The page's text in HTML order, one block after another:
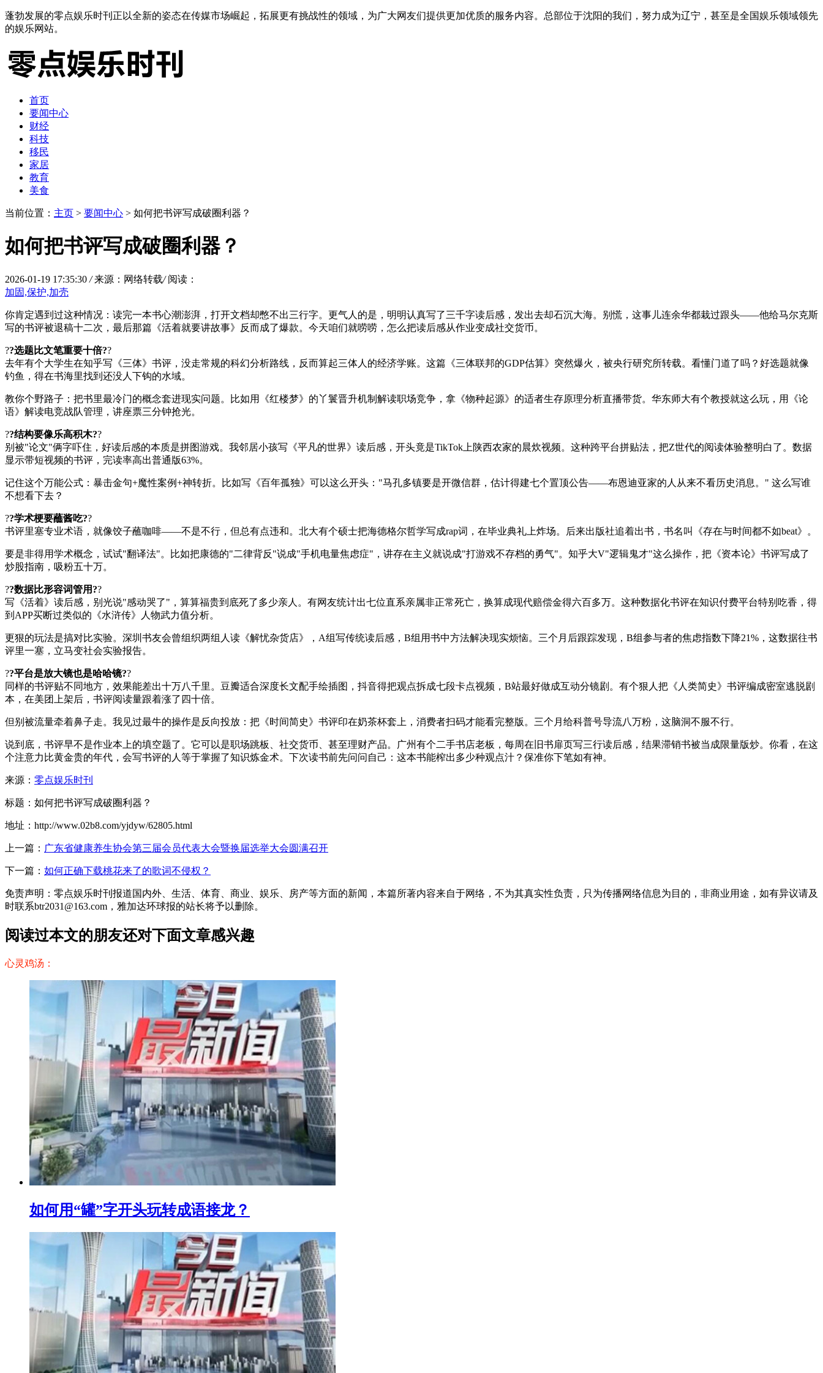
蓬勃发展的零点娱乐时刊正以全新的姿态在传媒市场崛起，拓展更有挑战性的领域，为广大网友们提供更加优质的服务内容。总部位于沈阳的我们，努力成为辽宁，甚至是全国娱乐领域领先
的娱乐网站。
首页
要闻中心
财经
科技
移民
家居
教育
美食
当前位置： 主页 > 要闻中心 > 如何把书评写成破圈利器？
如何把书评写成破圈利器？
2026-01-19 17:35:30 / 来源：网络转载/ 阅读：
加固,保护,加壳
你肯定遇到过这种情况：读完一本书心潮澎湃，打开文档却憋不出三行字。更气人的是，明明认真写了三千字读后感，发出去却石沉大海。别慌，这事儿连余华都栽过跟头——他给马尔克斯
写的书评被退稿十二次，最后那篇《活着就要讲故事》反而成了爆款。今天咱们就唠唠，怎么把读后感从作业变成社交货币。
??选题比文笔重要十倍??
去年有个大学生在知乎写《三体》书评，没走常规的科幻分析路线，反而算起三体人的经济学账。这篇《三体联邦的GDP估算》突然爆火，被央行研究所转载。看懂门道了吗？好选题就像
钓鱼，得在书海里找到还没人下钩的水域。
教你个野路子：把书里最冷门的概念套进现实问题。比如用《红楼梦》的丫鬟晋升机制解读职场竞争，拿《物种起源》的适者生存原理分析直播带货。华东师大有个教授就这么玩，用《论
语》解读电竞战队管理，讲座票三分钟抢光。
??结构要像乐高积木??
别被"论文"俩字吓住，好读后感的本质是拼图游戏。我邻居小孩写《平凡的世界》读后感，开头竟是TikTok上陕西农家的晨炊视频。这种跨平台拼贴法，把Z世代的阅读体验整明白了。数据
显示带短视频的书评，完读率高出普通版63%。
记住这个万能公式：暴击金句+魔性案例+神转折。比如写《百年孤独》可以这么开头："马孔多镇要是开微信群，估计得建七个置顶公告——布恩迪亚家的人从来不看历史消息。" 这么写谁
不想看下去？
??学术梗要蘸酱吃??
书评里塞专业术语，就像饺子蘸咖啡——不是不行，但总有点违和。北大有个硕士把海德格尔哲学写成rap词，在毕业典礼上炸场。后来出版社追着出书，书名叫《存在与时间都不如beat》。
要是非得用学术概念，试试"翻译法"。比如把康德的"二律背反"说成"手机电量焦虑症"，讲存在主义就说成"打游戏不存档的勇气"。知乎大V"逻辑鬼才"这么操作，把《资本论》书评写成了
炒股指南，吸粉五十万。
??数据比形容词管用??
写《活着》读后感，别光说"感动哭了"，算算福贵到底死了多少亲人。有网友统计出七位直系亲属非正常死亡，换算成现代赔偿金得六百多万。这种数据化书评在知识付费平台特别吃香，得
到APP买断过类似的《水浒传》人物武力值分析。
更狠的玩法是搞对比实验。深圳书友会曾组织两组人读《解忧杂货店》，A组写传统读后感，B组用书中方法解决现实烦恼。三个月后跟踪发现，B组参与者的焦虑指数下降21%，这数据往书
评里一塞，立马变社会实验报告。
??平台是放大镜也是哈哈镜??
同样的书评贴不同地方，效果能差出十万八千里。豆瓣适合深度长文配手绘插图，抖音得把观点拆成七段卡点视频，B站最好做成互动分镜剧。有个狠人把《人类简史》书评编成密室逃脱剧
本，在美团上架后，书评阅读量跟着涨了四十倍。
但别被流量牵着鼻子走。我见过最牛的操作是反向投放：把《时间简史》书评印在奶茶杯套上，消费者扫码才能看完整版。三个月给科普号导流八万粉，这脑洞不服不行。
说到底，书评早不是作业本上的填空题了。它可以是职场跳板、社交货币、甚至理财产品。广州有个二手书店老板，每周在旧书扉页写三行读后感，结果滞销书被当成限量版炒。你看，在这
个注意力比黄金贵的年代，会写书评的人等于掌握了知识炼金术。下次读书前先问问自己：这本书能榨出多少种观点汁？保准你下笔如有神。
来源： 零点娱乐时刊
标题：如何把书评写成破圈利器？
地址：http://www.02b8.com/yjdyw/62805.html
上一篇： 广东省健康养生协会第三届会员代表大会暨换届选举大会圆满召开
下一篇： 如何正确下载桃花来了的歌词不侵权？
免责声明：零点娱乐时刊报道国内外、生活、体育、商业、娱乐、房产等方面的新闻，本篇所著内容来自于网络，不为其真实性负责，只为传播网络信息为目的，非商业用途，如有异议请及
时联系btr2031@163.com，雅加达环球报的站长将予以删除。
阅读过本文的朋友还对下面文章感兴趣
心灵鸡汤：
如何用“罐”字开头玩转成语接龙？